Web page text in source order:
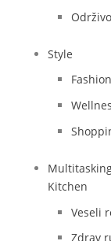
Style
Fashion
Kitchen
Veseli
Zdrav